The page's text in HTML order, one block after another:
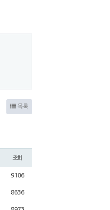
목록
조회
9106
8636